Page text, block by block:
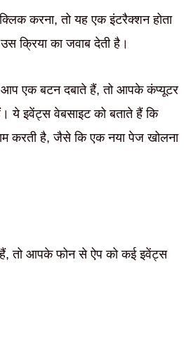
करना, तो यह एक इंटरैक्शन होता
क्रिया का जवाब देती है।
एक बटन दबाते हैं, तो आपके कंप्यूटर
इवेंट्स वेबसाइट को बताते हैं कि
करती है, जैसे कि एक नया पेज खोलना
तो आपके फोन से ऐप को कई इवेंट्स